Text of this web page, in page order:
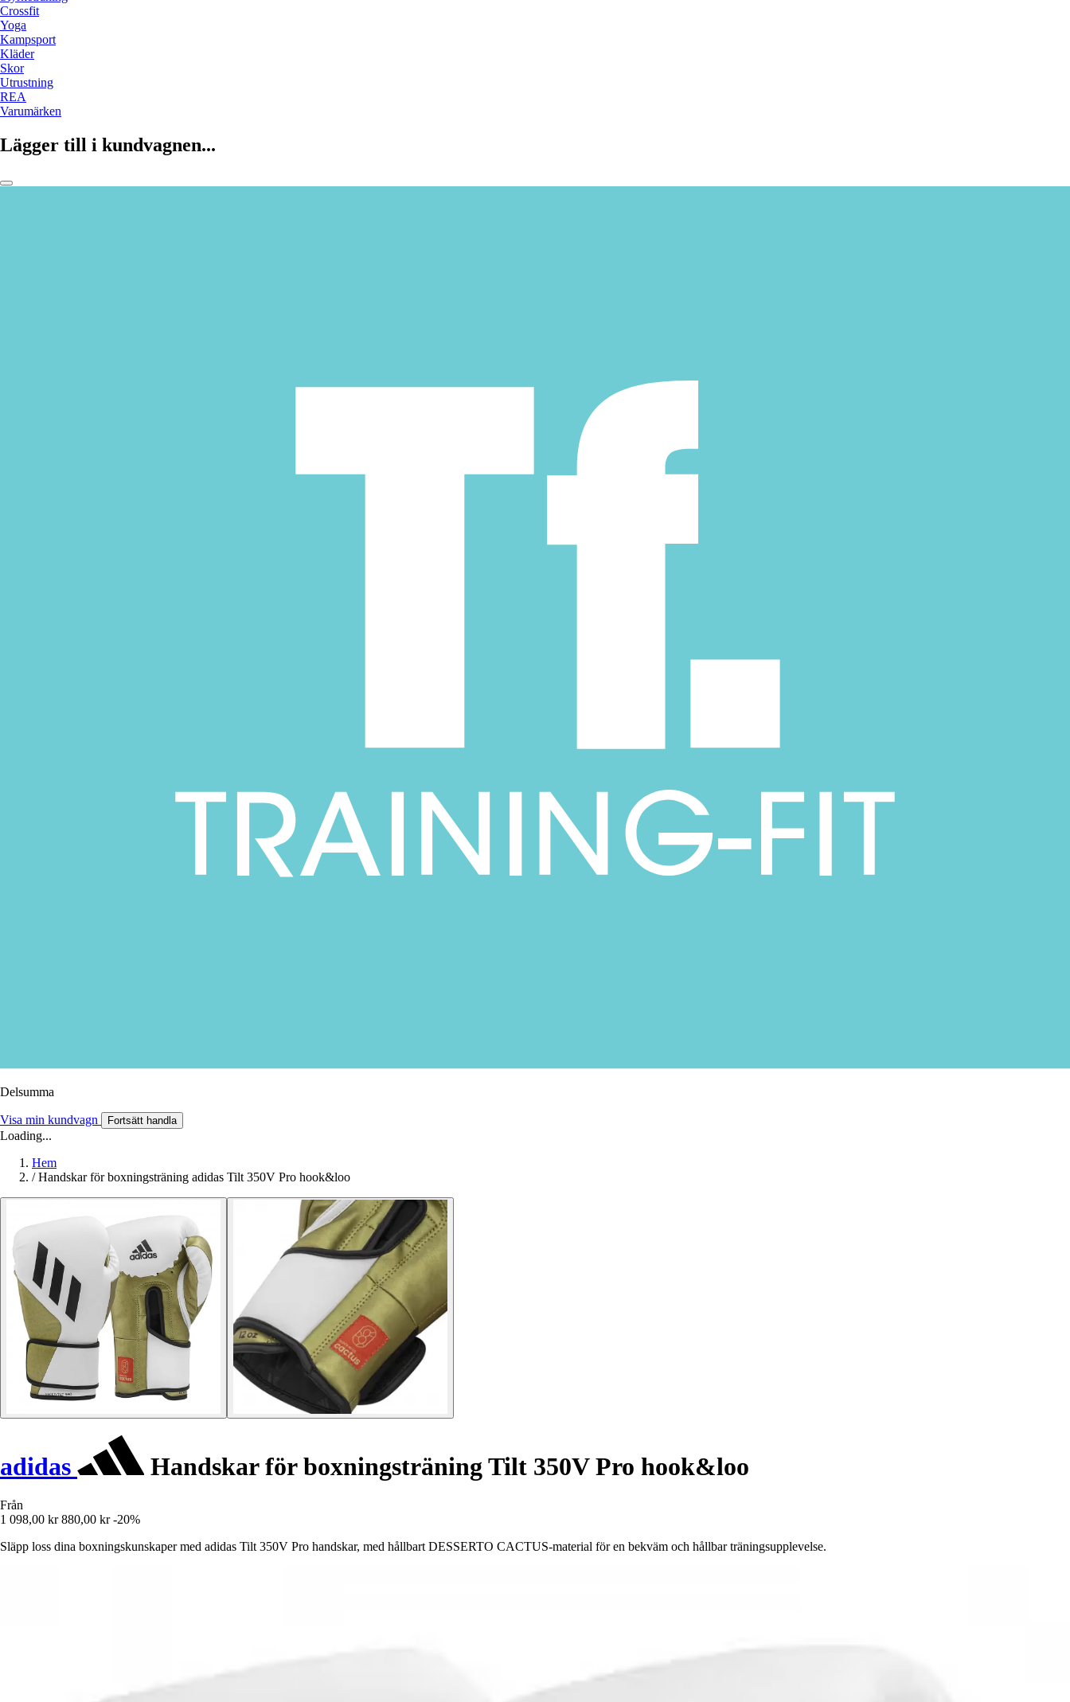
Crossfit
Yoga
Kampsport
Kläder
Skor
Utrustning
REA
Varumärken
Lägger till i kundvagnen...
Delsumma
Visa min kundvagn Fortsätt handla
Loading...
Hem
/ Handskar för boxningsträning adidas Tilt 350V Pro hook&loo
adidas Handskar för boxningsträning Tilt 350V Pro hook&loo
Från
1 098,00 kr 880,00 kr -20%
Släpp loss dina boxningskunskaper med adidas Tilt 350V Pro handskar, med hållbart DESSERTO CACTUS-material för en bekväm och hållbar träningsupplevelse.